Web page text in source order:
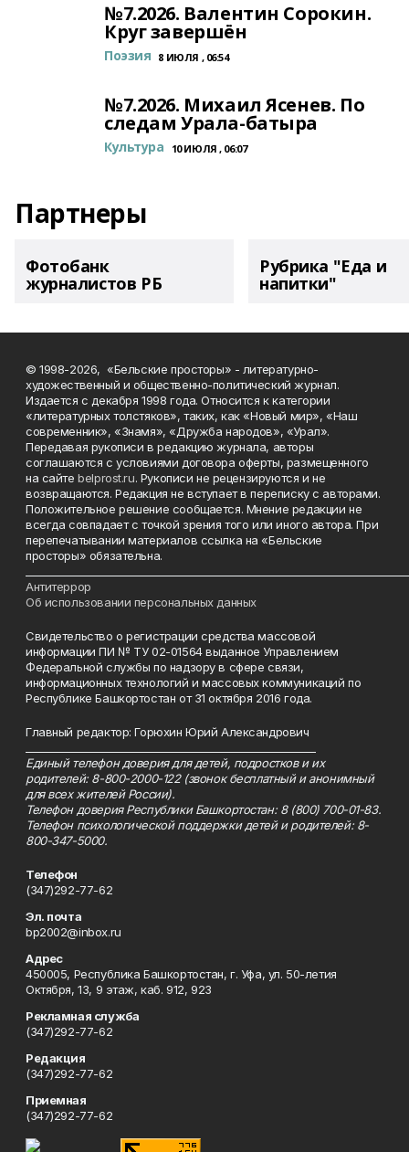
№7.2026. Валентин Сорокин.
Круг завершён
Поэзия 8 ИЮЛЯ , 06:54
№7.2026. Михаил Ясенев. По
следам Урала-батыра
Культура 10 ИЮЛЯ , 06:07
Партнеры
Фотобанк
журналистов РБ
Рубрика "Еда и
напитки"
© 1998-2026, «Бельские просторы» - литературно-
художественный и общественно-политический журнал.
Издается с декабря 1998 года. Относится к категории
«литературных толстяков», таких, как «Новый мир», «Наш
современник», «Знамя», «Дружба народов», «Урал».
Передавая рукописи в редакцию журнала, авторы
соглашаются с условиями договора оферты, размещенного
на сайтеbelprost.ru. Рукописи не рецензируются и не
возвращаются. Редакция не вступает в переписку с авторами.
Положительное решение сообщается. Мнение редакции не
всегда совпадает с точкой зрения того или иного автора. При
перепечатывании материалов ссылка на «Бельские
просторы» обязательна.
Антитеррор
Об использовании персональных данных
Свидетельство о регистрации средства массовой
информации ПИ № ТУ 02-01564 выданное Управлением
Федеральной службы по надзору в сфере связи,
информационных технологий и массовых коммуникаций по
Республике Башкортостан от 31 октября 2016 года.
Главный редактор: Горюхин Юрий Александрович
Единый телефон доверия для детей, подростков и их
родителей: 8-800-2000-122 (звонок бесплатный и анонимный
для всех жителей России).
Телефон доверия Республики Башкортостан: 8 (800) 700-01-83.
Телефон психологической поддержки детей и родителей: 8-
800-347-5000.
Телефон
(347)292-77-62
Эл. почта
bp2002@inbox.ru
Адрес
450005, Республика Башкортостан, г. Уфа, ул. 50-летия
Октября, 13, 9 этаж, каб. 912, 923
Рекламная служба
(347)292-77-62
Редакция
(347)292-77-62
Приемная
(347)292-77-62